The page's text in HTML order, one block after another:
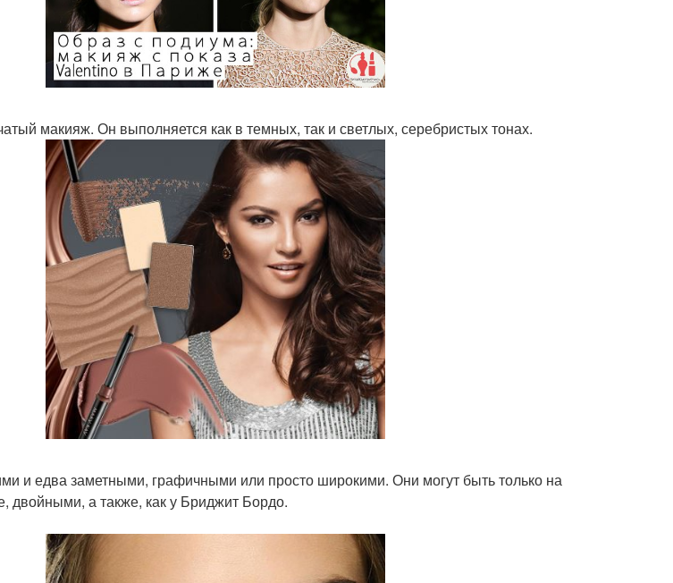
макияж. Он выполняется как в темных, так и светлых, серебристых тонах.
и едва заметными, графичными или просто широкими. Они могут быть только на
двойными, а также, как у Бриджит Бордо.